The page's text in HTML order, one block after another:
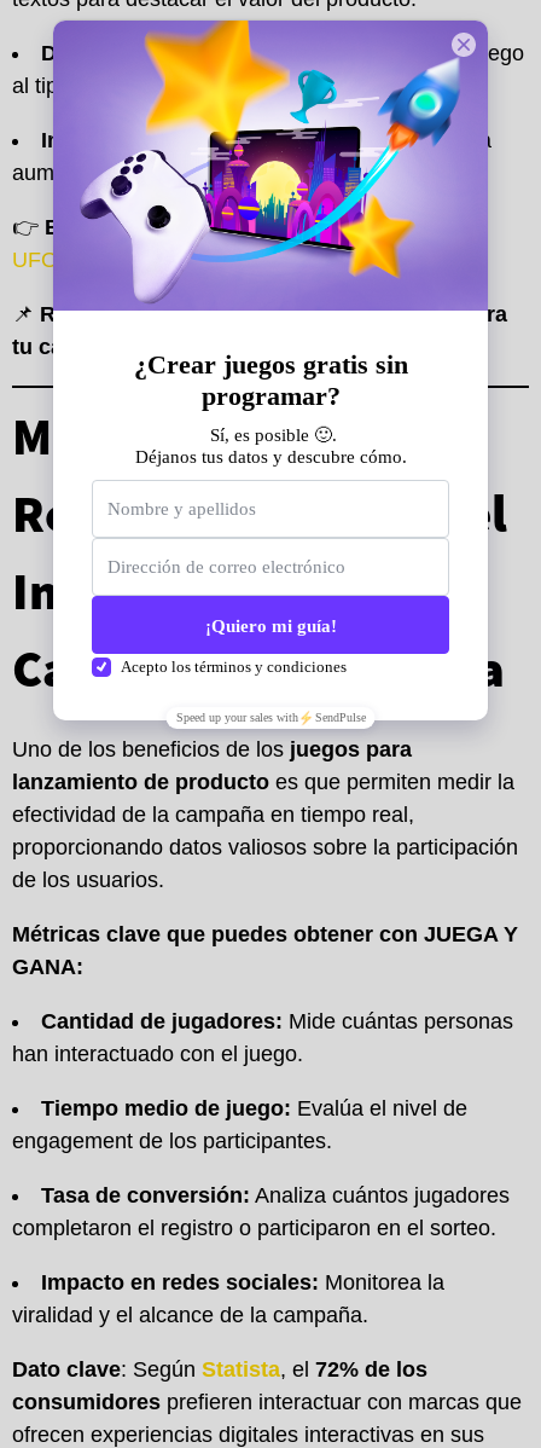
Dinámicas y retos:
Adapta la mecánica del juego
al tipo de producto y audiencia.
Incentivos y sorteos:Configura premios para
aumentar la motivación y participación.
👉 Empieza a personalizar tu minijuego aquí
UFOLAB – Crea tu Juego.
📌 Regístrate gratis y edita JUEGA Y GANA para
tu campaña aquí
Métricas y
Resultados: Evalúa el
Impacto de tu
Campaña Gamificada
Uno de los beneficios de los juegos para
lanzamiento de producto es que permiten medir la
efectividad de la campaña en tiempo real,
proporcionando datos valiosos sobre la participación
de los usuarios.
Métricas clave que puedes obtener con JUEGA Y
GANA:
Cantidad de jugadores: Mide cuántas personas
han interactuado con el juego.
Tiempo medio de juego: Evalúa el nivel de
engagement de los participantes.
Tasa de conversión: Analiza cuántos jugadores
completaron el registro o participaron en el sorteo.
Impacto en redes sociales: Monitorea la
viralidad y el alcance de la campaña.
Dato clave: Según Statista, el 72% de los
consumidores prefieren interactuar con marcas que
ofrecen experiencias digitales interactivas en sus